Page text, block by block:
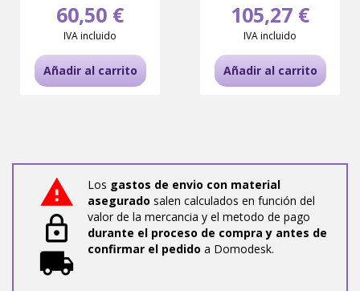
60,50 €
IVA incluido
Añadir al carrito
105,27 €
IVA incluido
Añadir al carrito
Los gastos de envio con material
asegurado salen calculados en función del
valor de la mercancia y el metodo de pago
durante el proceso de compra y antes de
confirmar el pedido a Domodesk.